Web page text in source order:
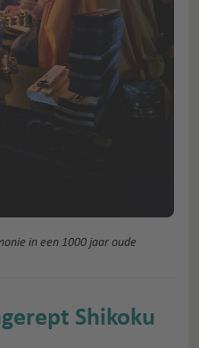
in een 1000 jaar oude
Shikoku